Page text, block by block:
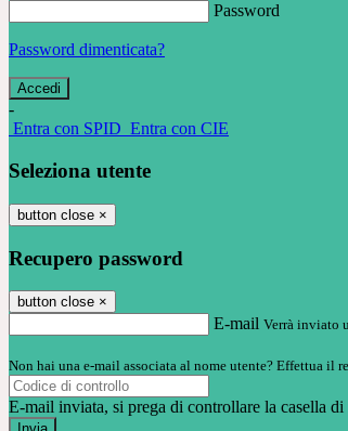
Password
Password dimenticata?
-
Entra con SPID Entra con CIE
Seleziona utente
button close ×
Recupero password
button close ×
E-mail Verrà inviato
Non hai una e-mail associata al nome utente? Effettua il
E-mail inviata, si prega di controllare la casella di